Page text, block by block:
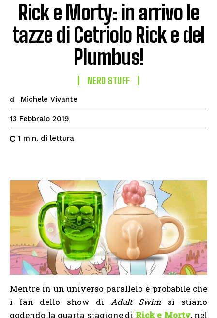
Rick e Morty: in arrivo le
tazze di Cetriolo Rick e del
Plumbus!
NERD STUFF
di Michele Vivante
13 Febbraio 2019
1 min. di lettura
Mentre in un universo parallelo è probabile che
i fan dello show di Adult Swim si stiano
godendo la quarta stagione di Rick e Morty, nel